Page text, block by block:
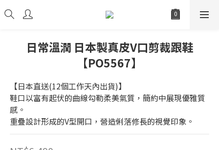
日常溫潤 日本製真皮V口剪裁跟鞋
【PO5567】
【日本直送(12個工作天內出貨)】
鞋口以富有起伏的曲線勾勒柔美氣質，簡約中展現優雅質
感。
重疊設計形成的V型開口，營造俐落修長的視覺印象。